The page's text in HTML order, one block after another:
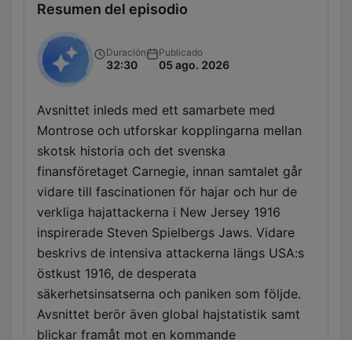
Resumen del episodio
Duración
32:30
Publicado
05 ago. 2026
Avsnittet inleds med ett samarbete med
Montrose och utforskar kopplingarna mellan
skotsk historia och det svenska
finansföretaget Carnegie, innan samtalet går
vidare till fascinationen för hajar och hur de
verkliga hajattackerna i New Jersey 1916
inspirerade Steven Spielbergs Jaws. Vidare
beskrivs de intensiva attackerna längs USA:s
östkust 1916, de desperata
säkerhetsinsatserna och paniken som följde.
Avsnittet berör även global hajstatistik samt
blickar framåt mot en kommande